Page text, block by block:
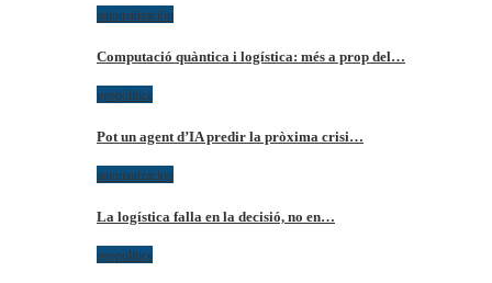
automatizacion
Computació quàntica i logística: més a prop del…
geopolitica
Pot un agent d’IA predir la pròxima crisi…
automatizacion
La logística falla en la decisió, no en…
geopolitica